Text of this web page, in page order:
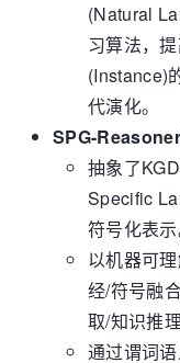
(Natural
习算法，
(Instance)
代演化。
SPG-
抽象了
Specific
符号化表示
以机器可
经/符号融
取/知识推理
通过谓词